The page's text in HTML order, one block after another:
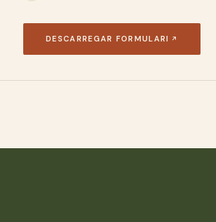
DESCARREGAR FORMULARI